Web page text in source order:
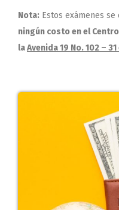
Nota: Estos exámenes
ningún costo en el
laAvenida 19 No. 102 –